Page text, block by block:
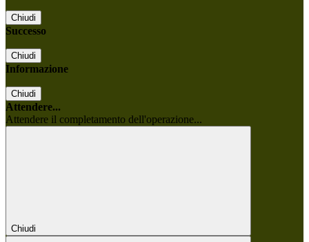
Chiudi
Successo
Chiudi
Informazione
Chiudi
Attendere...
Attendere il completamento dell'operazione...
Chiudi